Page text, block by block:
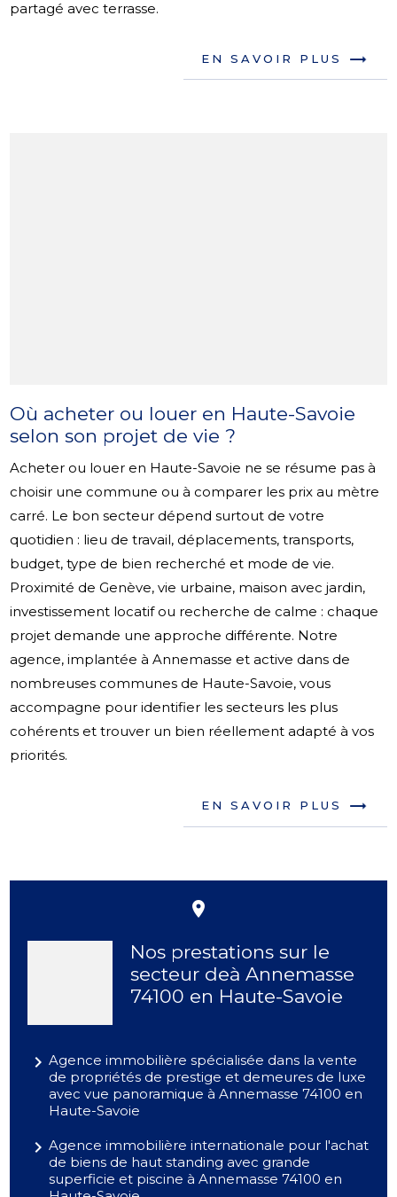
partagé avec terrasse.
EN SAVOIR PLUS
Où acheter ou louer en Haute-Savoie
selon son projet de vie ?
Acheter ou louer en Haute-Savoie ne se résume pas à
choisir une commune ou à comparer les prix au mètre
carré. Le bon secteur dépend surtout de votre
quotidien : lieu de travail, déplacements, transports,
budget, type de bien recherché et mode de vie.
Proximité de Genève, vie urbaine, maison avec jardin,
investissement locatif ou recherche de calme : chaque
projet demande une approche différente. Notre
agence, implantée à Annemasse et active dans de
nombreuses communes de Haute-Savoie, vous
accompagne pour identifier les secteurs les plus
cohérents et trouver un bien réellement adapté à vos
priorités.
EN SAVOIR PLUS
place
Nos prestations sur le
secteur deà Annemasse
74100 en Haute-Savoie
navigate_nextAgence immobilière spécialisée dans la vente
de propriétés de prestige et demeures de luxe
avec vue panoramique à Annemasse 74100 en
Haute-Savoie
navigate_nextAgence immobilière internationale pour l'achat
de biens de haut standing avec grande
superficie et piscine à Annemasse 74100 en